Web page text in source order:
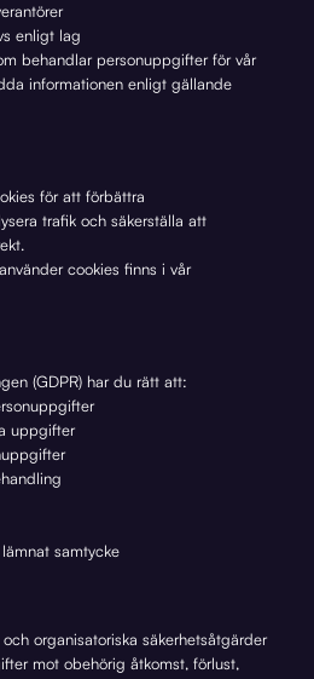
enligt lag
behandlar personuppgifter för vår
informationen enligt gällande
för att förbättra
trafik och säkerställa att
cookies finns i vår
(GDPR) har du rätt att:
uppgifter
samtycke
organisatoriska säkerhetsåtgärder
mot obehörig åtkomst, förlust,